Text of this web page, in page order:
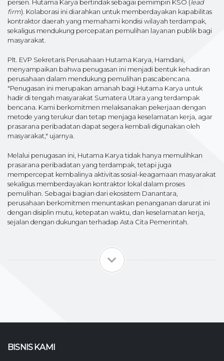
persen. Hutama Karya bertindak sebagai pemimpin KSO (lead
firm). Kolaborasi ini diarahkan untuk memberdayakan kapabilitas
kontraktor daerah yang memahami kondisi wilayah terdampak,
sekaligus mendukung percepatan pemulihan layanan publik bagi
masyarakat.
Plt. EVP Sekretaris Perusahaan Hutama Karya, Hamdani,
menyampaikan bahwa penugasan ini menjadi bentuk kehadiran
perusahaan dalam mendukung pemulihan pascabencana.
"Penugasan ini merupakan amanah bagi Hutama Karya untuk
hadir di tengah masyarakat Sumatera Utara yang terdampak
bencana. Kami berkomitmen melaksanakan pekerjaan dengan
metode yang terukur dan tetap menjaga keselamatan kerja, agar
prasarana peribadatan dapat segera kembali digunakan oleh
masyarakat," ujarnya.
Melalui penugasan ini, Hutama Karya tidak hanya memulihkan
prasarana peribadatan yang terdampak, tetapi juga
mempercepat kembalinya aktivitas sosial-keagamaan masyarakat
sekaligus memberdayakan kontraktor lokal dalam proses
pemulihan. Sebagai bagian dari ekosistem Danantara,
perusahaan berkomitmen menuntaskan penanganan darurat ini
dengan disiplin mutu, ketepatan waktu, dan keselamatan kerja,
sejalan dengan dukungan terhadap Asta Cita Pemerintah.
BISNIS KAMI